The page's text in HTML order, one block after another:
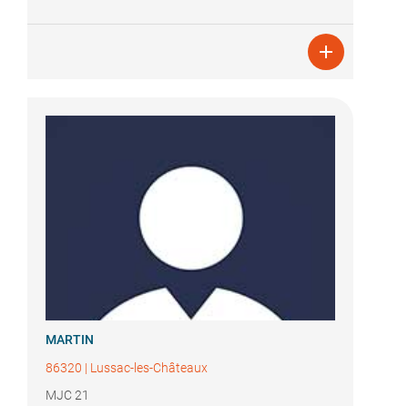

MARTIN
86320 | Lussac-les-Châteaux
MJC 21